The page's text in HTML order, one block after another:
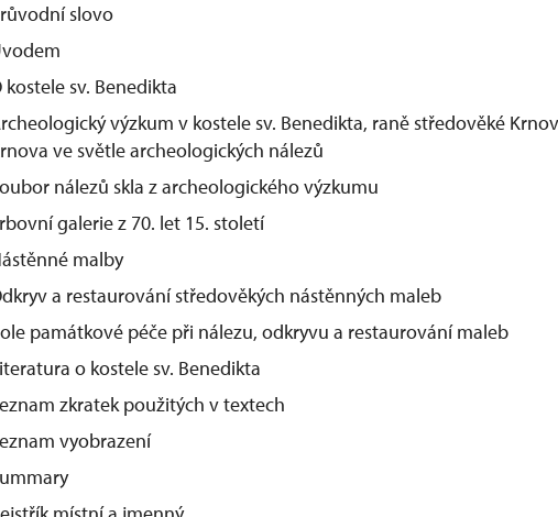
slovo
kostele sv. Benedikta
výzkum v kostele sv. Benedikta, raně středověké
ve světle archeologických nálezů
nálezů skla z archeologického výzkumu
galerie z 70. let 15. století
malby
a restaurování středověkých nástěnných maleb
památkové péče při nálezu, odkryvu a restaurování maleb
o kostele sv. Benedikta
zkratek použitých v textech
vyobrazení